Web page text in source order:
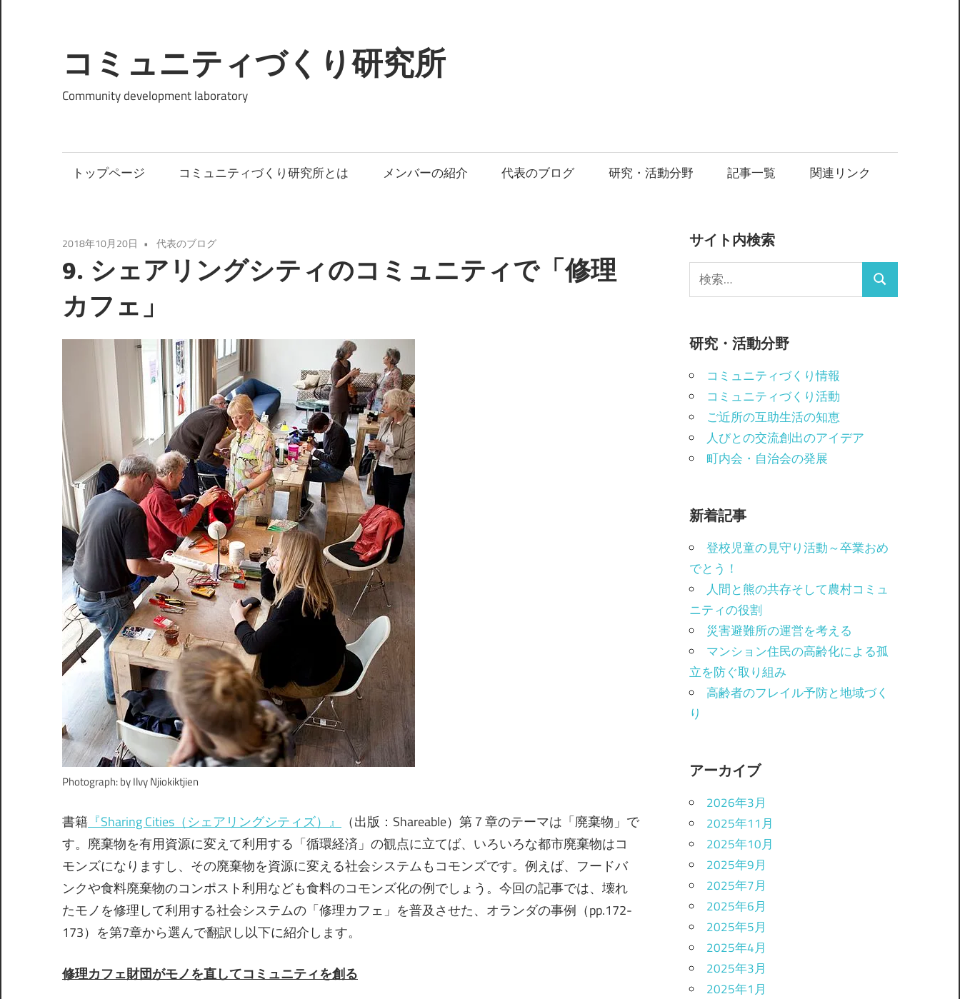
テ
ン
ツ
キ
コミュニティづくり研究所
Community development laboratory
トップページ コミュニティづくり研究所とは メンバーの紹介 代表のブログ 研究・活動分野 記事一覧 関連リンク
2018年10月20日 代表のブログ
9. シェアリングシティのコミュニティで「修理
カフェ」
Photograph: by Ilvy Njiokiktjien
書籍 『Sharing Cities（シェアリングシティズ）』
（出版：Shareable）第７章のテーマは「廃棄物」で
す。廃棄物を有用資源に変えて利用する「循環経済」の観点に立てば、いろいろな都市廃棄物はコ
モンズになりますし、その廃棄物を資源に変える社会システムもコモンズです。例えば、フードバ
ンクや食料廃棄物のコンポスト利用なども食料のコモンズ化の例でしょう。今回の記事では、壊れ
たモノを修理して利用する社会システムの「修理カフェ」を普及させた、オランダの事例（pp.172-
173）を第7章から選んで翻訳し以下に紹介します。
修理カフェ財団がモノを直してコミュニティを創る
サイト内検索
索:
検
研究・活動分野
コミュニティづくり情報
コミュニティづくり活動
ご近所の互助生活の知恵
人びとの交流創出のアイデア
町内会・自治会の発展
新着記事
登校児童の見守り活動～卒業おめ
でとう！
人間と熊の共存そして農村コミュ
ニティの役割
災害避難所の運営を考える
マンション住民の高齢化による孤
立を防ぐ取り組み
高齢者のフレイル予防と地域づく
り
アーカイブ
2026年3月
2025年11月
2025年10月
2025年9月
2025年7月
2025年6月
2025年5月
2025年4月
2025年3月
2025年1月